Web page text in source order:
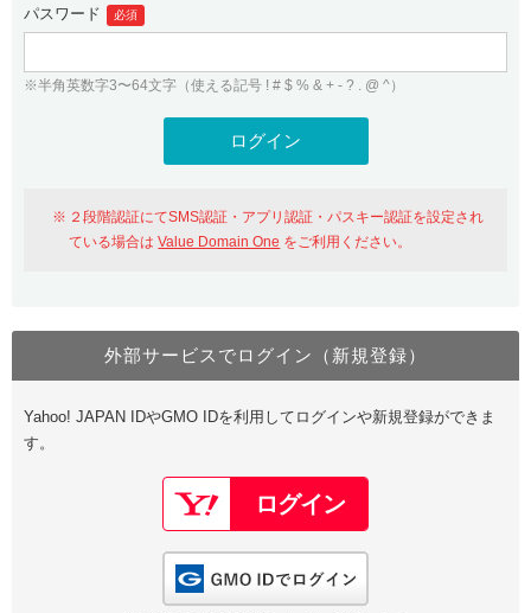
パスワード 必須
※半角英数字3〜64文字（使える記号 ! # $ % & + - ? . @ ^）
２段階認証にてSMS認証・アプリ認証・パスキー認証を設定され
ている場合はValue Domain One をご利用ください。
外部サービスでログイン（新規登録）
Yahoo! JAPAN IDやGMO IDを利用してログインや新規登録ができま
す。